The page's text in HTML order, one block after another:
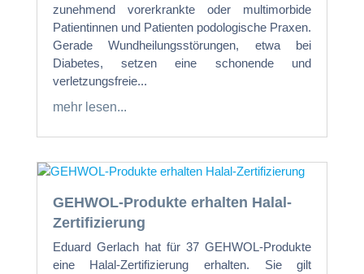
zunehmend vorerkrankte oder multimorbide
Patientinnen und Patienten podologische Praxen.
Gerade Wundheilungsstörungen, etwa bei
Diabetes, setzen eine schonende und
verletzungsfreie...
mehr lesen...
GEHWOL-Produkte erhalten Halal-
Zertifizierung
Eduard Gerlach hat für 37 GEHWOL-Produkte
eine Halal-Zertifizierung erhalten. Sie gilt